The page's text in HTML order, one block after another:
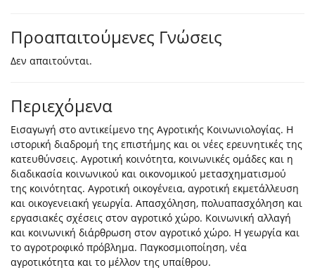
Προαπαιτούμενες Γνώσεις
Δεν απαιτούνται.
Περιεχόμενα
Εισαγωγή στο αντικείμενο της Αγροτικής Κοινωνιολογίας. Η
ιστορική διαδρομή της επιστήμης και οι νέες ερευνητικές της
κατευθύνσεις. Αγροτική κοινότητα, κοινωνικές ομάδες και η
διαδικασία κοινωνικού και οικονομικού μετασχηματισμού
της κοινότητας. Αγροτική οικογένεια, αγροτική εκμετάλλευση
και οικογενειακή γεωργία. Απασχόληση, πολυαπασχόληση και
εργασιακές σχέσεις στον αγροτικό χώρο. Κοινωνική αλλαγή
και κοινωνική διάρθρωση στον αγροτικό χώρο. Η γεωργία και
το αγροτροφικό πρόβλημα. Παγκοσμιοποίηση, νέα
αγροτικότητα και το μέλλον της υπαίθρου.